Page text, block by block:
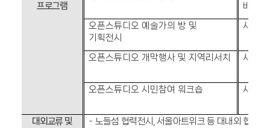
프로그램
비평글
오픈스튜디오 예술가의 방 및
기획전시
사례비
오픈스튜디오 개막행사 및 지역리서치 사례비
오픈스튜디오 시민참여 워크숍 사례비
대외교류 및
- 노들섬 협력전시 ,서울아트위크 등 대내외 협력